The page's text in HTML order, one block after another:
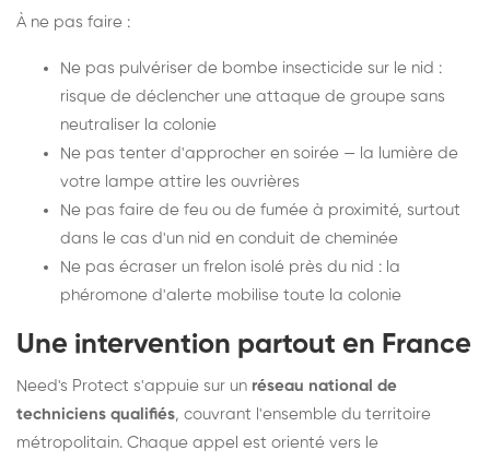
À ne pas faire :
Ne pas pulvériser de bombe insecticide sur le nid :
risque de déclencher une attaque de groupe sans
neutraliser la colonie
Ne pas tenter d'approcher en soirée — la lumière de
votre lampe attire les ouvrières
Ne pas faire de feu ou de fumée à proximité, surtout
dans le cas d'un nid en conduit de cheminée
Ne pas écraser un frelon isolé près du nid : la
phéromone d'alerte mobilise toute la colonie
Une intervention partout en France
Need's Protect s'appuie sur un réseau national de
techniciens qualifiés, couvrant l'ensemble du territoire
métropolitain. Chaque appel est orienté vers le